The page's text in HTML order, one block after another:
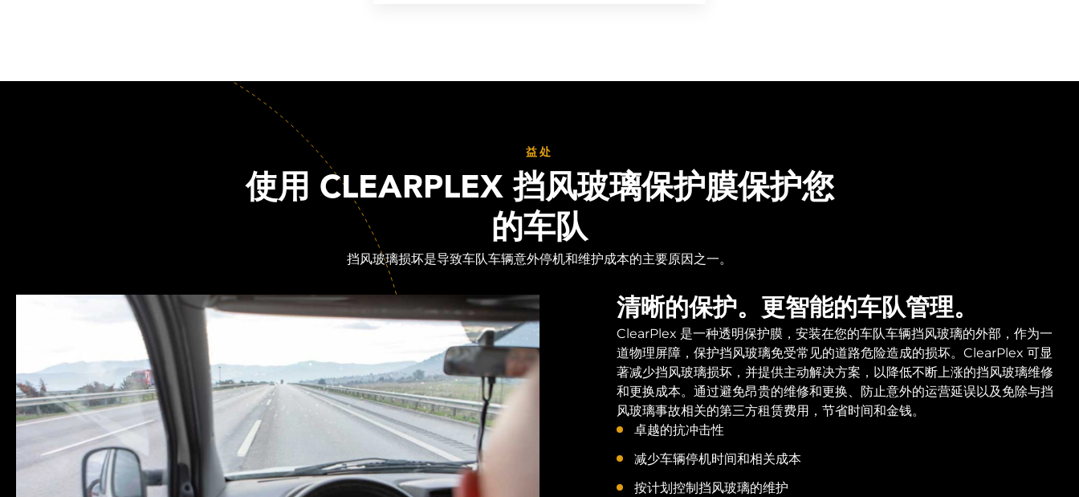
益处
使用 CLEARPLEX 挡风玻璃保护膜保护您
的车队
挡风玻璃损坏是导致车队车辆意外停机和维护成本的主要原因之一。
清晰的保护。更智能的车队管理。
ClearPlex 是一种透明保护膜，安装在您的车队车辆挡风玻璃的外部，作为一
道物理屏障，保护挡风玻璃免受常见的道路危险造成的损坏。ClearPlex 可显
著减少挡风玻璃损坏，并提供主动解决方案，以降低不断上涨的挡风玻璃维修
和更换成本。通过避免昂贵的维修和更换、防止意外的运营延误以及免除与挡
风玻璃事故相关的第三方租赁费用，节省时间和金钱。
卓越的抗冲击性
减少车辆停机时间和相关成本
按计划控制挡风玻璃的维护